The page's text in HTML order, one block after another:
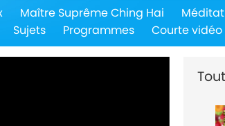
Maître Suprême Ching Hai
Sujets
Programmes Courte vidéo